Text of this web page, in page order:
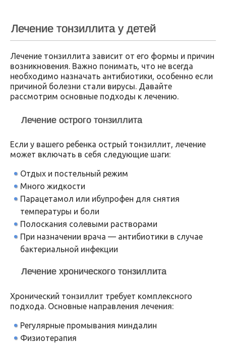
Лечение тонзиллита у детей
Лечение тонзиллита зависит от его формы и причин
возникновения. Важно понимать, что не всегда
необходимо назначать антибиотики, особенно если
причиной болезни стали вирусы. Давайте
рассмотрим основные подходы к лечению.
Лечение острого тонзиллита
Если у вашего ребенка острый тонзиллит, лечение
может включать в себя следующие шаги:
Отдых и постельный режим
Много жидкости
Парацетамол или ибупрофен для снятия
температуры и боли
Полоскания солевыми растворами
При назначении врача — антибиотики в случае
бактериальной инфекции
Лечение хронического тонзиллита
Хронический тонзиллит требует комплексного
подхода. Основные направления лечения:
Регулярные промывания миндалин
Физиотерапия